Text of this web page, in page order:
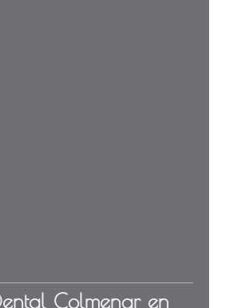
Colmenar en